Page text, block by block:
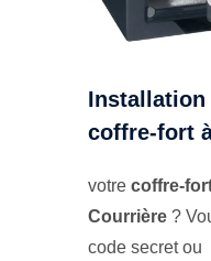
Installation
coffre-fort
votre coffre-
Courrière ?
code secret ou